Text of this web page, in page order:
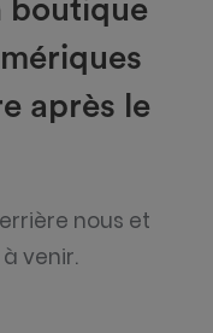
boutique
après le
nous et
venir.